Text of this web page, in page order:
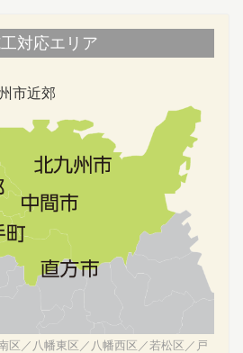
対応エリア
市近郊
区／八幡東区／八幡西区／若松区／戸